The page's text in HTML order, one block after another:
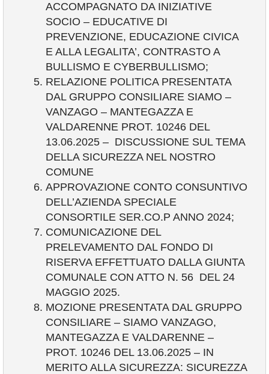
ACCOMPAGNATO DA INIZIATIVE
SOCIO – EDUCATIVE DI
PREVENZIONE, EDUCAZIONE CIVICA
E ALLA LEGALITA’, CONTRASTO A
BULLISMO E CYBERBULLISMO;
RELAZIONE POLITICA PRESENTATA
DAL GRUPPO CONSILIARE SIAMO –
VANZAGO – MANTEGAZZA E
VALDARENNE PROT. 10246 DEL
13.06.2025 – DISCUSSIONE SUL TEMA
DELLA SICUREZZA NEL NOSTRO
COMUNE
APPROVAZIONE CONTO CONSUNTIVO
DELL’AZIENDA SPECIALE
CONSORTILE SER.CO.P ANNO 2024;
COMUNICAZIONE DEL
PRELEVAMENTO DAL FONDO DI
RISERVA EFFETTUATO DALLA GIUNTA
COMUNALE CON ATTO N. 56 DEL 24
MAGGIO 2025.
MOZIONE PRESENTATA DAL GRUPPO
CONSILIARE – SIAMO VANZAGO,
MANTEGAZZA E VALDARENNE –
PROT. 10246 DEL 13.06.2025 – IN
MERITO ALLA SICUREZZA: SICUREZZA